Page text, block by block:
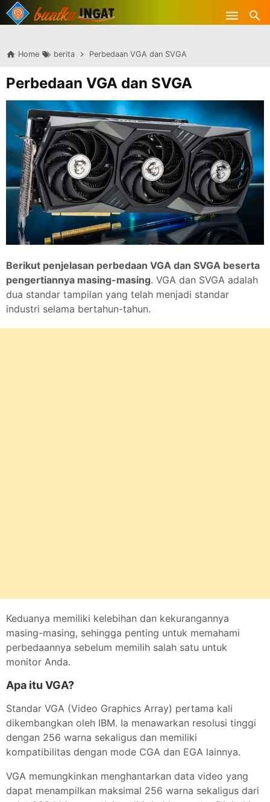
-->
Skip to main content
Home berita Perbedaan VGA dan SVGA
Perbedaan VGA dan SVGA
Berikut penjelasan perbedaan VGA dan SVGA beserta
pengertiannya masing-masing. VGA dan SVGA adalah
dua standar tampilan yang telah menjadi standar
industri selama bertahun-tahun.
Keduanya memiliki kelebihan dan kekurangannya
masing-masing, sehingga penting untuk memahami
perbedaannya sebelum memilih salah satu untuk
monitor Anda.
Apa itu VGA?
Standar VGA (Video Graphics Array) pertama kali
dikembangkan oleh IBM. Ia menawarkan resolusi tinggi
dengan 256 warna sekaligus dan memiliki
kompatibilitas dengan mode CGA dan EGA lainnya.
VGA memungkinkan menghantarkan data video yang
dapat menampilkan maksimal 256 warna sekaligus dari